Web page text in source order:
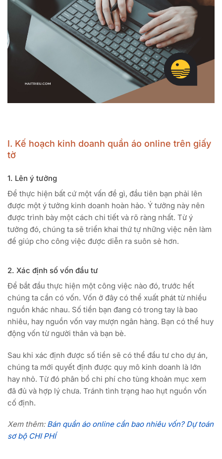
I. Kế hoạch kinh doanh quần áo online trên giấy
tờ
1. Lên ý tưởng
Để thực hiện bất cứ một vấn đề gì, đầu tiên bạn phải lên
được một ý tưởng kinh doanh hoàn hảo. Ý tưởng này nên
được trình bày một cách chi tiết và rõ ràng nhất. Từ ý
tưởng đó, chúng ta sẽ triển khai thứ tự những việc nên làm
để giúp cho công việc được diễn ra suôn sẻ hơn.
2. Xác định số vốn đầu tư
Để bắt đầu thực hiện một công việc nào đó, trước hết
chúng ta cần có vốn. Vốn ở đây có thể xuất phát từ nhiều
nguồn khác nhau. Số tiền bạn đang có trong tay là bao
nhiêu, hay nguồn vốn vay mượn ngân hàng. Bạn có thể huy
động vốn từ người thân và bạn bè.
Sau khi xác định được số tiền sẽ có thể đầu tư cho dự án,
chúng ta mới quyết định được quy mô kinh doanh là lớn
hay nhỏ. Từ đó phân bổ chi phí cho tùng khoản mục xem
đã đủ và hợp lý chưa. Tránh tình trạng hao hụt nguồn vốn
cố định.
Xem thêm: Bán quần áo online cần bao nhiêu vốn? Dự toán
sơ bộ CHI PHÍ